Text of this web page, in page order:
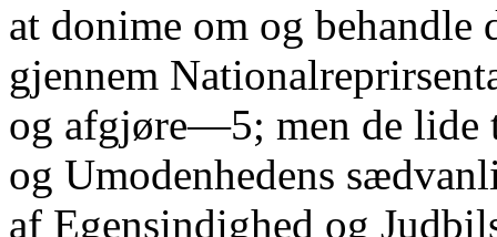
at donime om og behandle
gjennem
og afgjøre—5; men de lide
og Umodenhedens
af Egensindighed og